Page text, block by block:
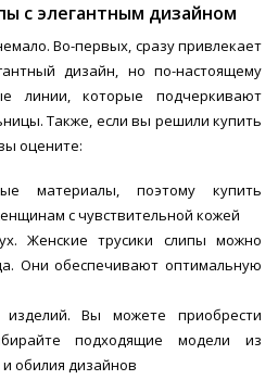
с элегантным дизайном
Во-первых, сразу привлекает
дизайн, но по-настоящему
линии, которые подчеркивают
Также, если вы решили купить
оцените:
материалы, поэтому купить
с чувствительной кожей
Женские трусики слипы можно
Они обеспечивают оптимальную
Вы можете приобрести
подходящие модели из
обилия дизайнов